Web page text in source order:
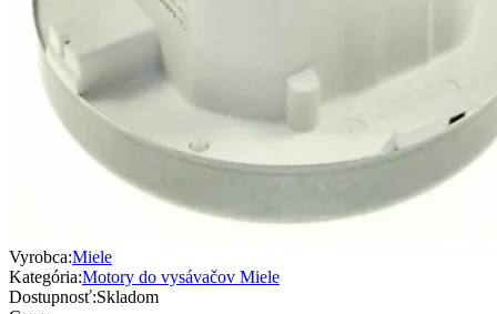
Vyrobca:Miele
Kategória:Motory do vysávačov Miele
Dostupnosť:Skladom